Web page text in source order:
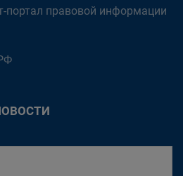
портал правовой информации